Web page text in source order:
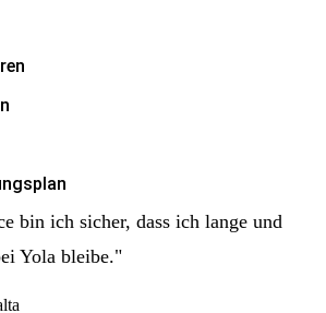
bin ich sicher, dass ich lange und
Yola bleibe."